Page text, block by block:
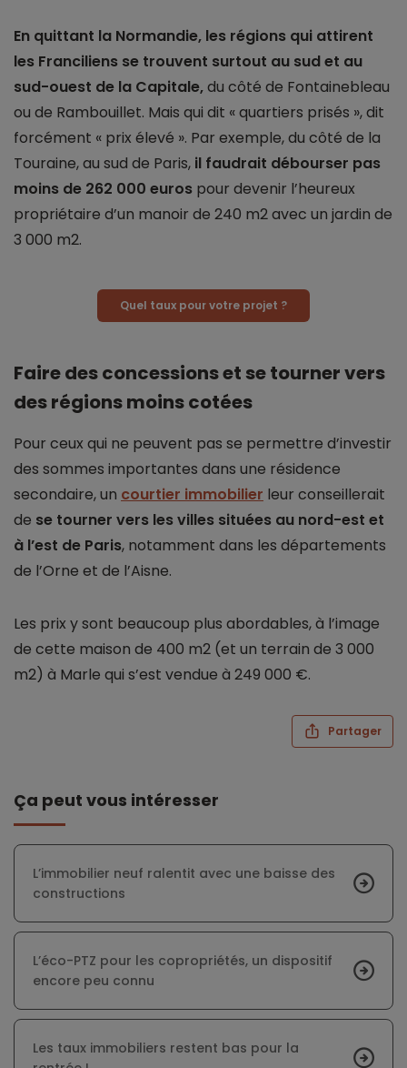
En quittant la Normandie, les régions qui attirent
les Franciliens se trouvent surtout au sud et au
sud-ouest de la Capitale,du côté de Fontainebleau
ou de Rambouillet. Mais qui dit « quartiers prisés », dit
forcément « prix élevé ». Par exemple, du côté de la
Touraine, au sud de Paris, il faudrait débourser pas
moins de 262 000 euros pour devenir l’heureux
propriétaire d’un manoir de 240 m2 avec un jardin de
3 000 m2.
Quel taux pour votre projet ?
Faire des concessions et se tourner vers
des régions moins cotées
Pour ceux qui ne peuvent pas se permettre d’investir
des sommes importantes dans une résidence
secondaire, un courtier immobilier leur conseillerait
de se tourner vers les villes situées au nord-est et
à l’est de Paris, notamment dans les départements
de l’Orne et de l’Aisne.
Les prix y sont beaucoup plus abordables, à l’image
de cette maison de 400 m2 (et un terrain de 3 000
m2) à Marle qui s’est vendue à 249 000 €.
Partager
Ça peut vous intéresser
L’immobilier neuf ralentit avec une baisse des
constructions
L’éco-PTZ pour les copropriétés, un dispositif
encore peu connu
Les taux immobiliers restent bas pour la